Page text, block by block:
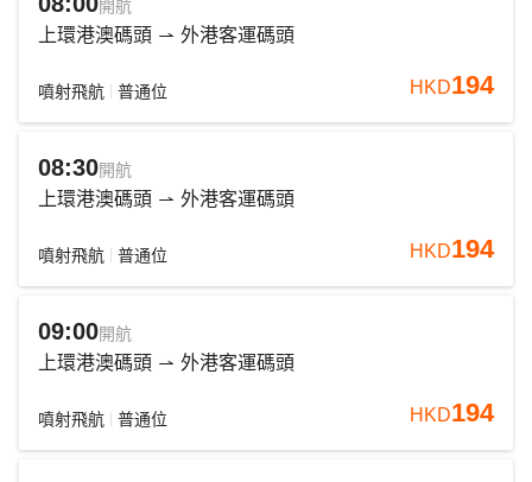
開航
上環港澳碼頭 外港客運碼頭
噴射飛航 普通位 HKD194
08:30開航
上環港澳碼頭 外港客運碼頭
噴射飛航 普通位 HKD194
09:00開航
上環港澳碼頭 外港客運碼頭
噴射飛航 普通位 HKD194